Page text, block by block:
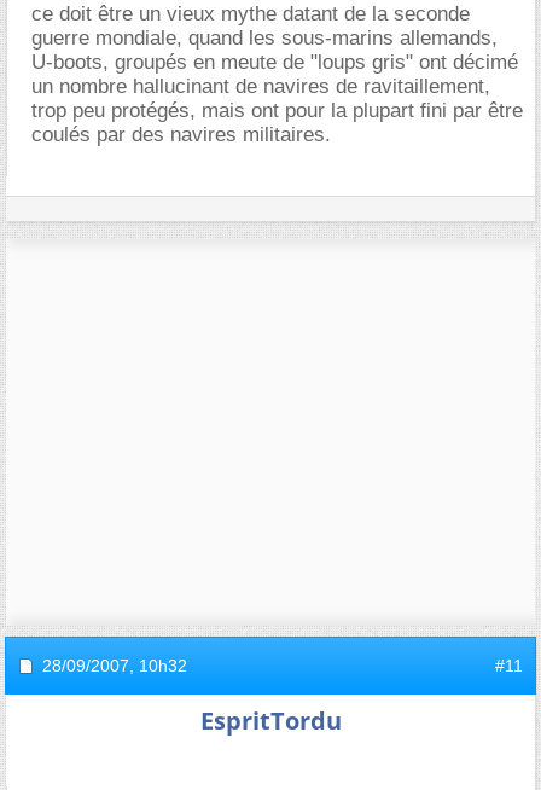
ce doit être un vieux mythe datant de la seconde
guerre mondiale, quand les sous-marins allemands,
U-boots, groupés en meute de "loups gris" ont décimé
un nombre hallucinant de navires de ravitaillement,
trop peu protégés, mais ont pour la plupart fini par être
coulés par des navires militaires.
28/09/2007, 10h32 #11
EspritTordu